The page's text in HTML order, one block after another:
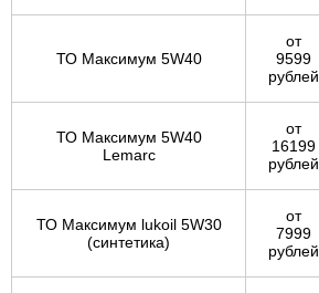
ТО Максимум 5W40
от
9599
рублей
ТО Максимум 5W40
Lemarc
от
16199
рублей
ТО Максимум lukoil 5W30
(синтетика)
от
7999
рублей